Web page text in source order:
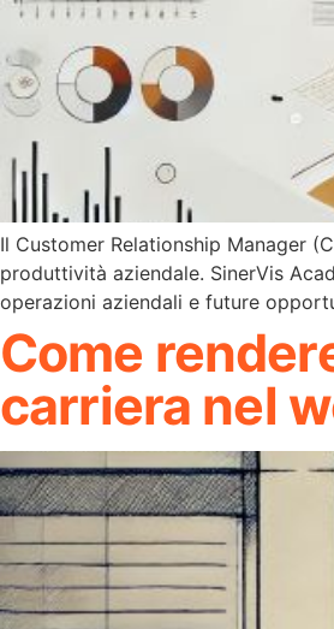
Il Customer Relationship Manager
produttività aziendale. SinerVis
operazioni aziendali e future
Come
carriera nel